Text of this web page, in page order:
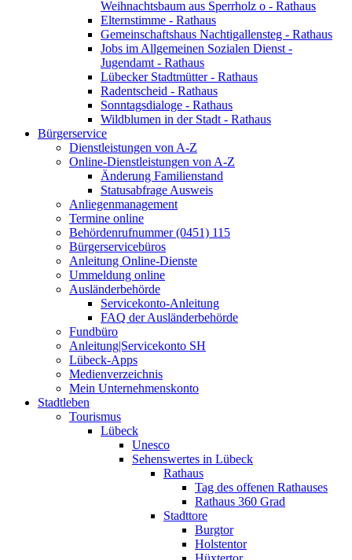
Weihnachtsbaum aus Sperrholz o - Rathaus
Elternstimme - Rathaus
Gemeinschaftshaus Nachtigallensteg - Rathaus
Jobs im Allgemeinen Sozialen Dienst -
Jugendamt - Rathaus
Lübecker Stadtmütter - Rathaus
Radentscheid - Rathaus
Sonntagsdialoge - Rathaus
Wildblumen in der Stadt - Rathaus
Bürgerservice
Dienstleistungen von A-Z
Online-Dienstleistungen von A-Z
Änderung Familienstand
Statusabfrage Ausweis
Anliegenmanagement
Termine online
Behördenrufnummer (0451) 115
Bürgerservicebüros
Anleitung Online-Dienste
Ummeldung online
Ausländerbehörde
Servicekonto-Anleitung
FAQ der Ausländerbehörde
Fundbüro
Anleitung|Servicekonto SH
Lübeck-Apps
Medienverzeichnis
Mein Unternehmenskonto
Stadtleben
Tourismus
Lübeck
Unesco
Sehenswertes in Lübeck
Rathaus
Tag des offenen Rathauses
Rathaus 360 Grad
Stadttore
Burgtor
Holstentor